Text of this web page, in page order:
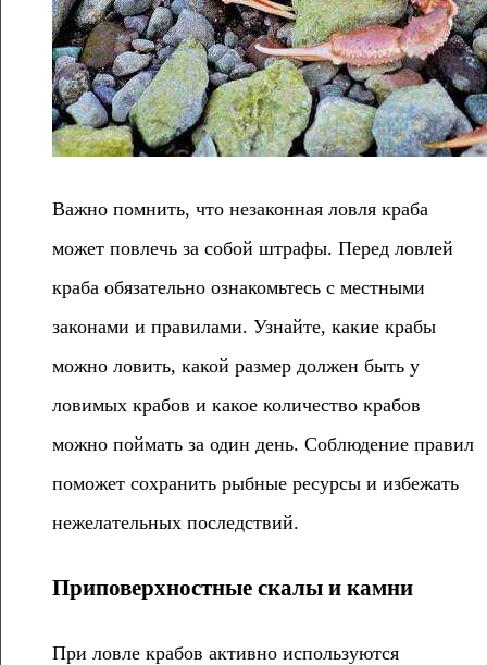
Важно помнить, что незаконная ловля краба
может повлечь за собой штрафы. Перед ловлей
краба обязательно ознакомьтесь с местными
законами и правилами. Узнайте, какие крабы
можно ловить, какой размер должен быть у
ловимых крабов и какое количество крабов
можно поймать за один день. Соблюдение правил
поможет сохранить рыбные ресурсы и избежать
нежелательных последствий.
Приповерхностные скалы и камни
При ловле крабов активно используются